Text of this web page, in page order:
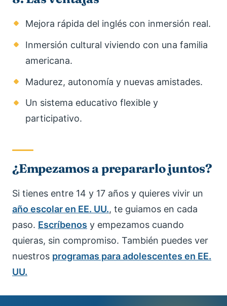
Mejora rápida del inglés con inmersión real.
Inmersión cultural viviendo con una familia
americana.
Madurez, autonomía y nuevas amistades.
Un sistema educativo flexible y
participativo.
¿Empezamos a prepararlo juntos?
Si tienes entre 14 y 17 años y quieres vivir un
año escolar en EE. UU., te guiamos en cada
paso. Escríbenos y empezamos cuando
quieras, sin compromiso. También puedes ver
nuestros programas para adolescentes en EE.
UU.